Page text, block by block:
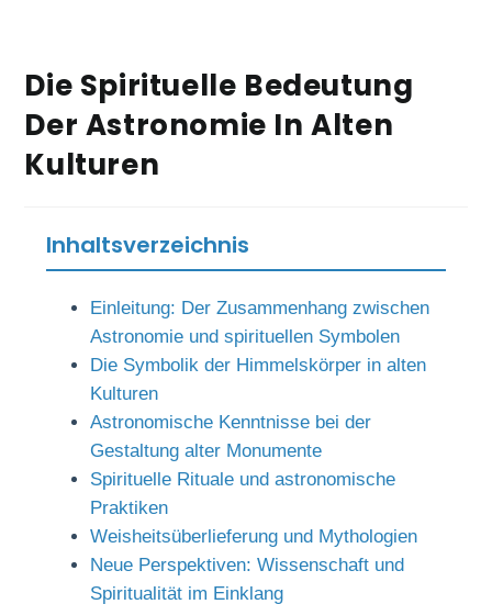
Die Spirituelle Bedeutung
Der Astronomie In Alten
Kulturen
Inhaltsverzeichnis
Einleitung: Der Zusammenhang zwischen
Astronomie und spirituellen Symbolen
Die Symbolik der Himmelskörper in alten
Kulturen
Astronomische Kenntnisse bei der
Gestaltung alter Monumente
Spirituelle Rituale und astronomische
Praktiken
Weisheitsüberlieferung und Mythologien
Neue Perspektiven: Wissenschaft und
Spiritualität im Einklang